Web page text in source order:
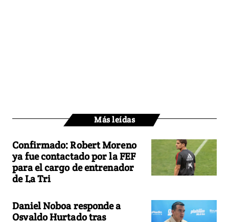
Más leídas
Confirmado: Robert Moreno
ya fue contactado por la FEF
para el cargo de entrenador
de La Tri
Daniel Noboa responde a
Osvaldo Hurtado tras